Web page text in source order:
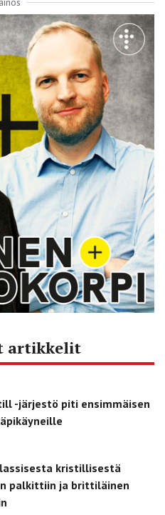
artikkelit
-järjestö piti ensimmäisen
kristillisestä
palkittiin ja brittiläinen